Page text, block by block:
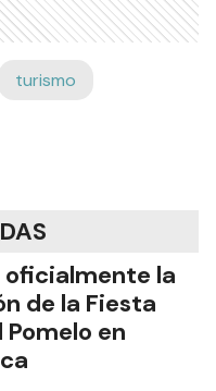
turismo
oficialmente la
de la Fiesta
Pomelo en